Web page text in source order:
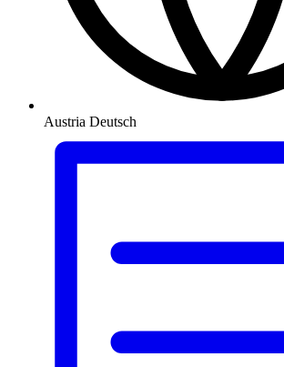
Austria Deutsch